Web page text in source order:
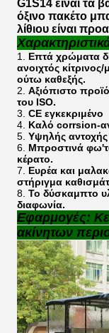
G1S14 είναι τα
όξινο πακέτο
λίθιου είναι
1. Επτά χρώματα
ανοιχτός
ούτω καθεξής.
2. Αξιόπιστο
του ISO.
3. CE εγκεκριμένο
4. Καλό corrsion-
5. Υψηλής αντοχής
6. Μπροστινά
κέρατο.
7. Ευρέα και
στήριγμα
8. Το δύσκαμπτο
διαφωνία.
Εφαρμογές:
ακίνητων